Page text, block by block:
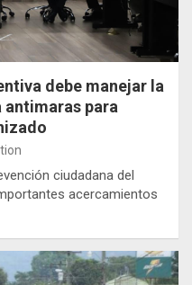
debe manejar la
para
ciudadana del
acercamientos